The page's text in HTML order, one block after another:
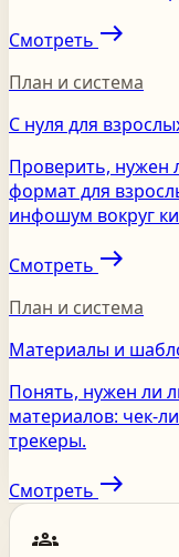
Смотреть east
План и система
С нуля для
Проверить, нужен
формат для
инфошум вокруг
Смотреть east
План и система
Материалы и
Понять, нужен ли
материалов: чек-
трекеры.
Смотреть east
groups